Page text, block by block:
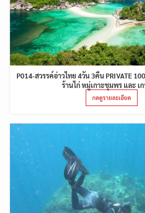
P014-สวรรค์อ่าวไทย 4วัน 3คืน PRIVATE
ร้านไก่ หมู่เกาะชุมพร และ เก
กดดูรายละเอียด